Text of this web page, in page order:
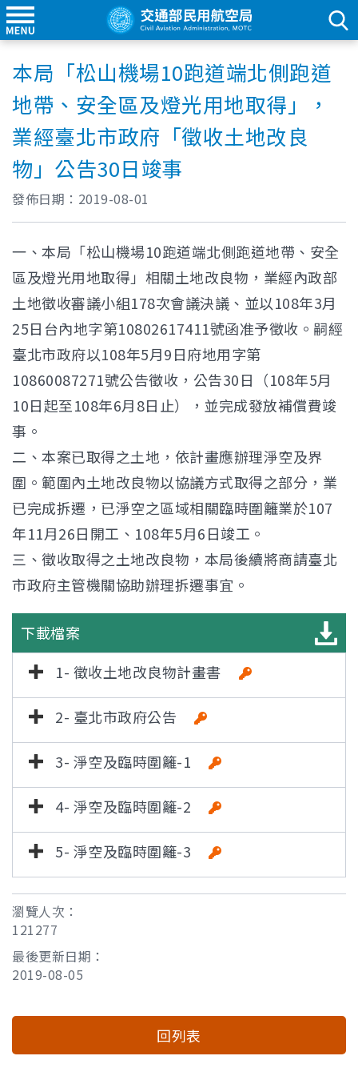
本局「松山機場10跑道端北側跑道
地帶、安全區及燈光用地取得」，
業經臺北市政府「徵收土地改良
物」公告30日竣事
發佈日期： 2019-08-01
一、本局「松山機場10跑道端北側跑道地帶、安全
區及燈光用地取得」相關土地改良物，業經內政部
土地徵收審議小組178次會議決議、並以108年3月
25日台內地字第10802617411號函准予徵收。嗣經
臺北市政府以108年5月9日府地用字第
10860087271號公告徵收，公告30日（108年5月
10日起至108年6月8日止），並完成發放補償費竣
事。
二、本案已取得之土地，依計畫應辦理淨空及界
圍。範圍內土地改良物以協議方式取得之部分，業
已完成拆遷，已淨空之區域相關臨時圍籬業於107
年11月26日開工、108年5月6日竣工。
三、徵收取得之土地改良物，本局後續將商請臺北
市政府主管機關協助辦理拆遷事宜。
下載檔案
1- 徵收土地改良物計畫書
2- 臺北市政府公告
3- 淨空及臨時圍籬-1
4- 淨空及臨時圍籬-2
5- 淨空及臨時圍籬-3
瀏覽人次：
121277
最後更新日期：
2019-08-05
回列表